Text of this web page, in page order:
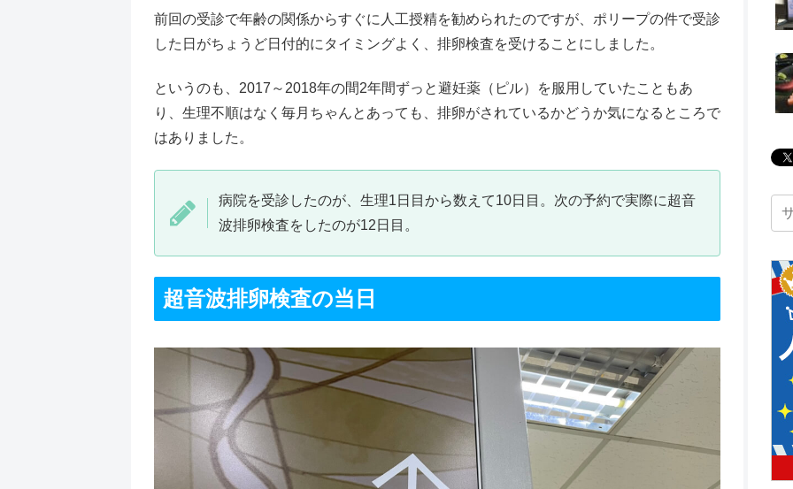
前回の受診で年齢の関係からすぐに人工授精を勧められたのですが、ポリープの件で受診
した日がちょうど日付的にタイミングよく、排卵検査を受けることにしました。
というのも、2017～2018年の間2年間ずっと避妊薬（ピル）を服用していたこともあ
り、生理不順はなく毎月ちゃんとあっても、排卵がされているかどうか気になるところで
はありました。
病院を受診したのが、生理1日目から数えて10日目。次の予約で実際に超音
波排卵検査をしたのが12日目。
超音波排卵検査の当日